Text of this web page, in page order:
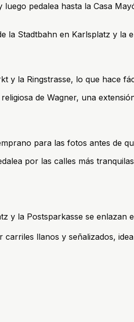
pedalea hasta la Casa
la Stadtbahn en Karlsplatz y la
y la Ringstrasse, lo que hace
de Wagner, una
para las fotos antes de
por las calles más
y la Postsparkasse se enlazan
llanos y señalizados,